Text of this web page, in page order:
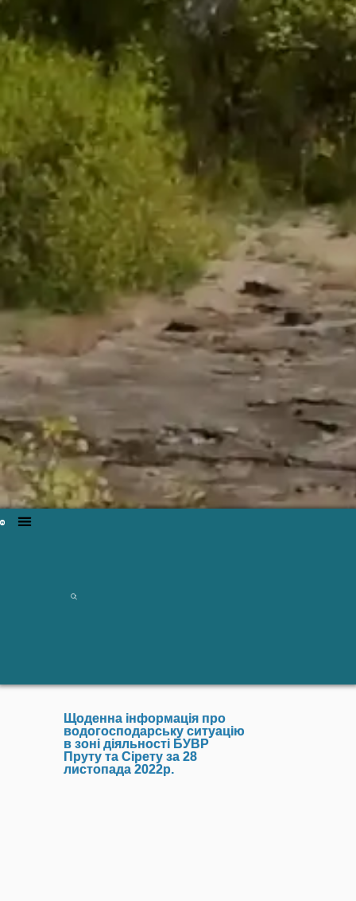
Щоденна інформація про
водогосподарську ситуацію
в зоні діяльності БУВР
Пруту та Сірету за 28
листопада 2022р.